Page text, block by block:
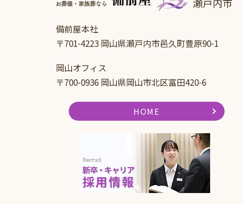
備前屋本社
〒701-4223 岡山県瀬戸内市邑久町豊原90-1
岡山オフィス
〒700-0936 岡山県岡山市北区富田420-6
HOME